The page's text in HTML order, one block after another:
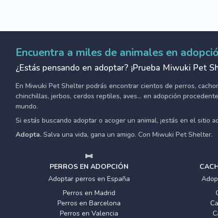
Encuentra a miles de animales en
¿Estás pensando en adoptar? ¡Prueba Miwuki Pet
En Miwuki Pet Shelter podrás encontrar cientos de perros,
chinchillas, jerbos, cerdos reptiles, aves... en adopción
mundo.
Si estás buscando adoptar o acoger un animal, ¡estás en el sitio
Adopta. Salva una vida, gana un amigo. Con Miwuki Pet Shelter.
PERROS EN ADOPCIÓN
Adoptar perros en España
Perros en Madrid
Perros en Barcelona
Perros en Valencia